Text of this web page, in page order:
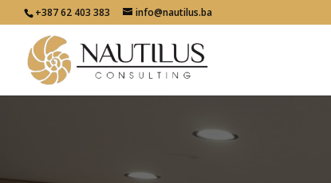
+387 62 403 383 info@nautilus.ba